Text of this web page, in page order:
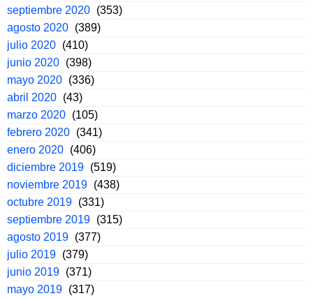
septiembre 2020 (353)
agosto 2020 (389)
julio 2020 (410)
junio 2020 (398)
mayo 2020 (336)
abril 2020 (43)
marzo 2020 (105)
febrero 2020 (341)
enero 2020 (406)
diciembre 2019 (519)
noviembre 2019 (438)
octubre 2019 (331)
septiembre 2019 (315)
agosto 2019 (377)
julio 2019 (379)
junio 2019 (371)
mayo 2019 (317)